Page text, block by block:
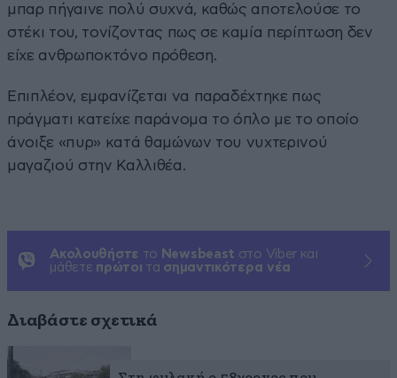
μπαρ πήγαινε πολύ συχνά, καθώς αποτελούσε το
στέκι του, τονίζοντας πως σε καμία περίπτωση δεν
είχε ανθρωποκτόνο πρόθεση.
Επιπλέον, εμφανίζεται να παραδέχτηκε πως
πράγματι κατείχε παράνομα το όπλο με το οποίο
άνοιξε «πυρ» κατά θαμώνων του νυχτερινού
μαγαζιού στην Καλλιθέα.
Ακολουθήστε το Newsbeast στο Viber και
μάθετε πρώτοι τα σημαντικότερα νέα
Διαβάστε σχετικά